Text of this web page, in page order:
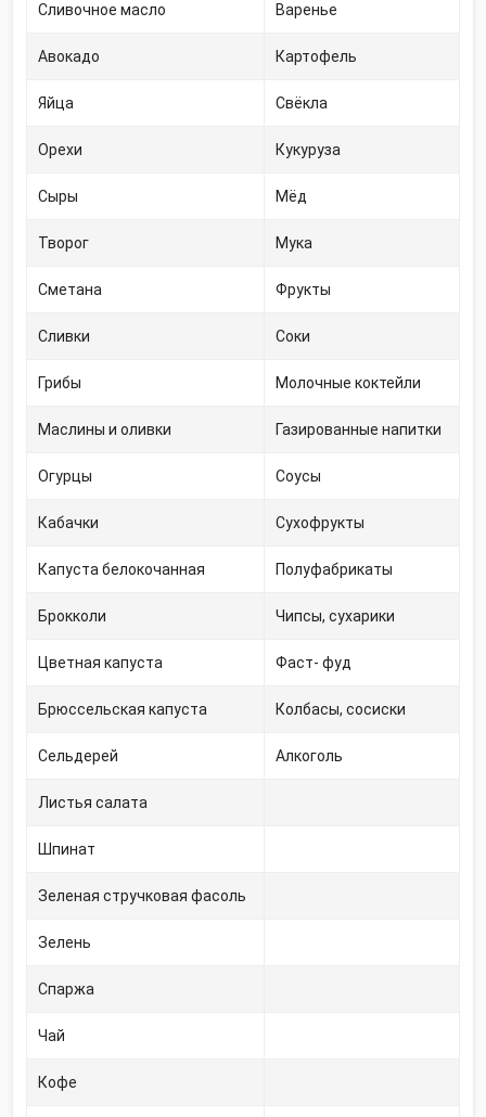
Сливочное масло Варенье
Авокадо Картофель
Яйца Свёкла
Орехи Кукуруза
Сыры Мёд
Творог Мука
Сметана Фрукты
Сливки Соки
Грибы Молочные коктейли
Маслины и оливки Газированные напитки
Огурцы Соусы
Кабачки Сухофрукты
Капуста белокочанная Полуфабрикаты
Брокколи Чипсы, сухарики
Цветная капуста Фаст- фуд
Брюссельская капуста Колбасы, сосиски
Сельдерей Алкоголь
Листья салата
Шпинат
Зеленая стручковая фасоль
Зелень
Спаржа
Чай
Кофе